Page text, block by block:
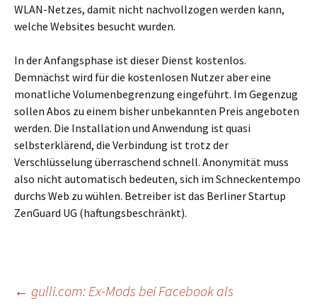
WLAN-Netzes, damit nicht nachvollzogen werden kann,
welche Websites besucht wurden.
In der Anfangsphase ist dieser Dienst kostenlos.
Demnächst wird für die kostenlosen Nutzer aber eine
monatliche Volumenbegrenzung eingeführt. Im Gegenzug
sollen Abos zu einem bisher unbekannten Preis angeboten
werden. Die Installation und Anwendung ist quasi
selbsterklärend, die Verbindung ist trotz der
Verschlüsselung überraschend schnell. Anonymität muss
also nicht automatisch bedeuten, sich im Schneckentempo
durchs Web zu wühlen. Betreiber ist das Berliner Startup
ZenGuard UG (haftungsbeschränkt).
← gulli.com: Ex-Mods bei Facebook als